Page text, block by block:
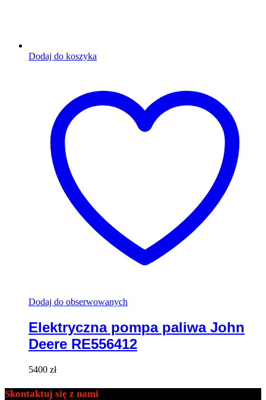
Dodaj do koszyka
Dodaj do obserwowanych
Elektryczna pompa paliwa John
Deere RE556412
5400 zł
Skontaktuj się z nami